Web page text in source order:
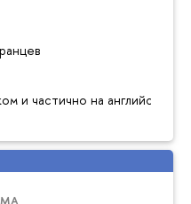
и частично на английском